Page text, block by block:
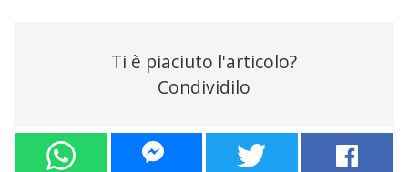
Ti è piaciuto l'articolo?
Condividilo